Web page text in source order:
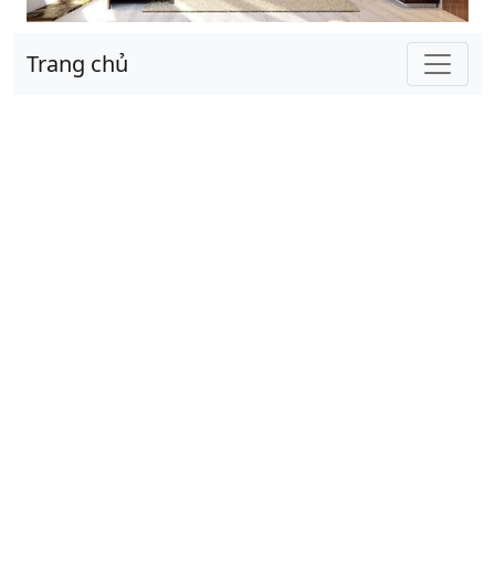
Trang chủ